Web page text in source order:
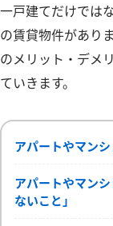
一戸建てだけでは
の賃貸物件があり
のメリット・デメ
ていきます。
アパートやマン
アパートやマン
ないこと」